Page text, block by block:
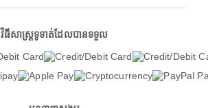
វិធីសាស្ត្រទូទាត់ដែលបានទទួល